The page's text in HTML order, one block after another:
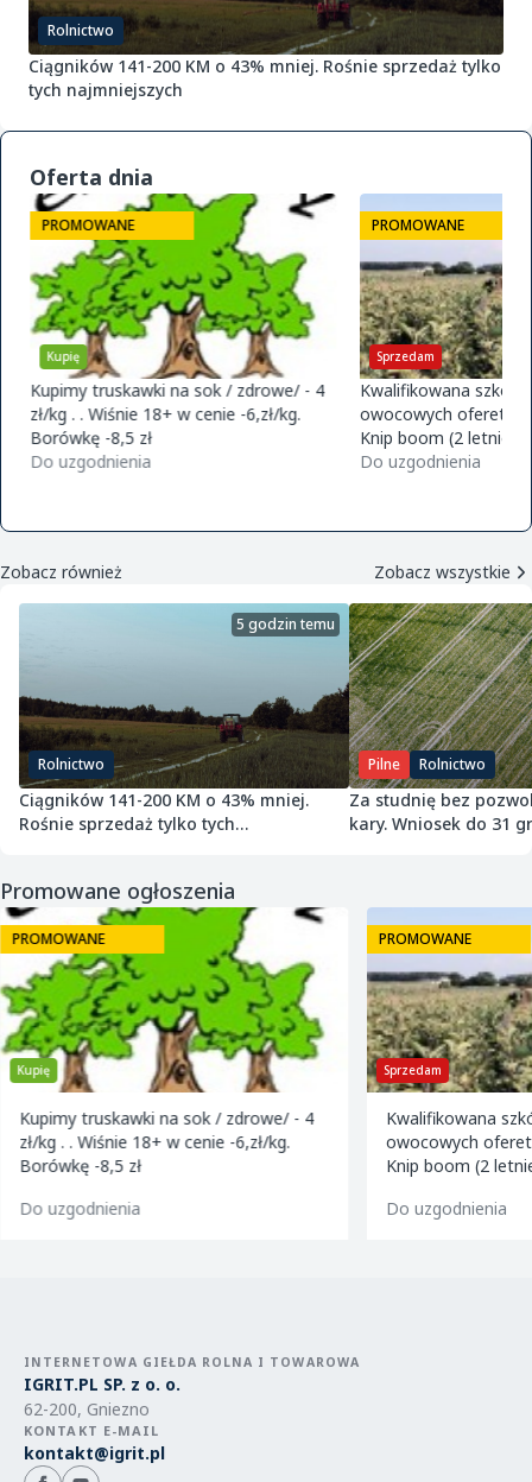
Rolnictwo
Ciągników 141-200 KM o 43% mniej. Rośnie sprzedaż tylko
tych najmniejszych
Oferta dnia
Kupię
PROMOWANE
Kupimy truskawki na sok / zdrowe/ - 4
zł/kg . . Wiśnie 18+ w cenie -6,zł/kg.
Borówkę -8,5 zł
Do uzgodnienia
Sprzedam
PROMOWANE
Kwalifikowana
owocowych ofereta
Knip boom (2 letnie)
golden m9 -jeronimo
Do uzgodnienia
Zobacz również Zobacz wszystkie
Rolnictwo
5 godzin temu
Ciągników 141-200 KM o 43% mniej.
Rośnie sprzedaż tylko tych
Pilne Rolnictwo
Za studnię bez
kary. Wniosek do 31
Promowane ogłoszenia
Kupię
PROMOWANE
Kupimy truskawki na sok / zdrowe/ - 4
zł/kg . . Wiśnie 18+ w cenie -6,zł/kg.
Borówkę -8,5 zł
Do uzgodnienia
Sprzedam
PROMOWANE
Kwalifikowana
owocowych
Knip boom (2
m9 -paulared m9/
Do uzgodnienia
INTERNETOWA GIEŁDA ROLNA I TOWAROWA
IGRIT.PL SP. z o. o.
62-200, Gniezno
KONTAKT E-MAIL
kontakt@igrit.pl